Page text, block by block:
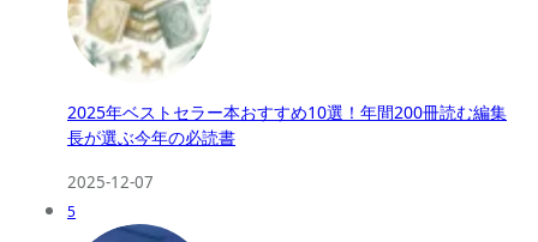
2025年ベストセラー本おすすめ10選！年間200冊読む編集
長が選ぶ今年の必読書
2025-12-07
5